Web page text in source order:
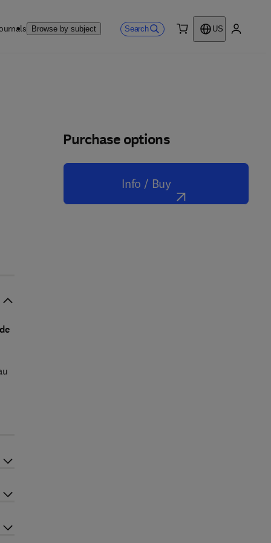
Browse by subject Search
US
Purchase options
Info / Buy